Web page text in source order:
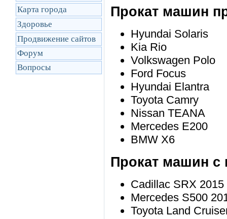
Карта города
Здоровье
Продвижение сайтов
Форум
Вопросы
Прокат машин
Hyundai Solaris
Kia Rio
Volkswagen Polo
Ford Focus
Hyundai Elantra
Toyota Camry
Nissan TEANA
Mercedes E200
BMW X6
Прокат машин с
Cadillac SRX 2015
Mercedes S500
Toyota Land